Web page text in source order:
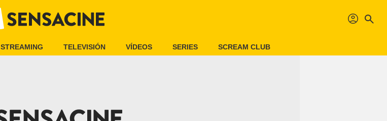
profil search
STREAMING TELEVISIÓN VÍDEOS SERIES SCREAM CLUB